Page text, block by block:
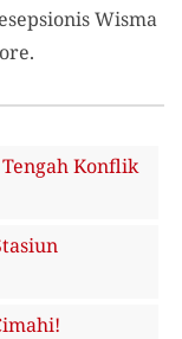
Wisma
Konflik